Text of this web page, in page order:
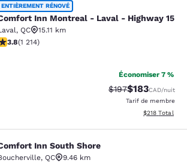
Montreal - Laval -
ENTIÈREMENT RÉNOVÉ
Inn Montreal - Laval - Highway 15
, QC
15.11 km
étoiles. Bien. 1214 commentaires
3.8(1 214)
Économiser 7 %
Tarif barré :
$197Tarif réduit :
$183CAD/nuit
Tarif de membre
Afficher les
$218 Total
South Shore
Inn South Shore
, QC
9.46 km